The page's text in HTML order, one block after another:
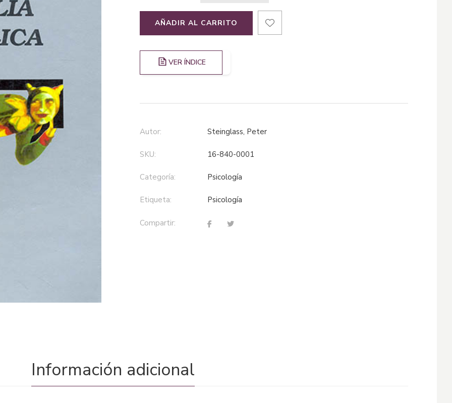
AÑADIR AL CARRITO
VER ÍNDICE
Autor: Steinglass, Peter
SKU: 16-840-0001
Categoría: psicología
Etiqueta: psicología
Compartir:
Información adicional